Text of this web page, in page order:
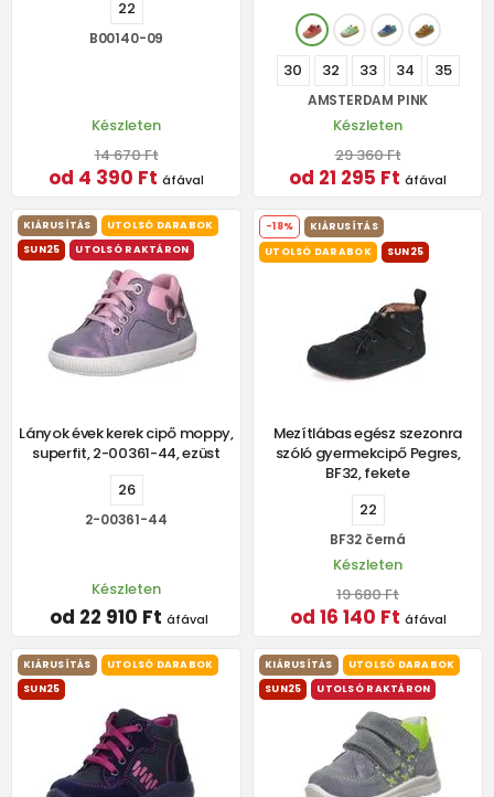
22
B00140-09
Készleten
14 670 Ft
od 4 390 Ft áfával
30 32 33 34 35
AMSTERDAM PINK
Készleten
29 360 Ft
od 21 295 Ft áfával
KIÁRUSÍTÁS
UTOLSÓ DARABOK
SUN25
UTOLSÓ RAKTÁRON
Lányok évek kerek cipő moppy,
superfit, 2-00361-44, ezüst
26
2-00361-44
Készleten
od 22 910 Ft áfával
-18%
KIÁRUSÍTÁS
UTOLSÓ DARABOK
SUN25
Mezítlábas egész szezonra
szóló gyermekcipő Pegres,
BF32, fekete
22
BF32 černá
Készleten
19 680 Ft
od 16 140 Ft áfával
KIÁRUSÍTÁS
UTOLSÓ DARABOK
SUN25
KIÁRUSÍTÁS
UTOLSÓ DARABOK
SUN25
UTOLSÓ RAKTÁRON